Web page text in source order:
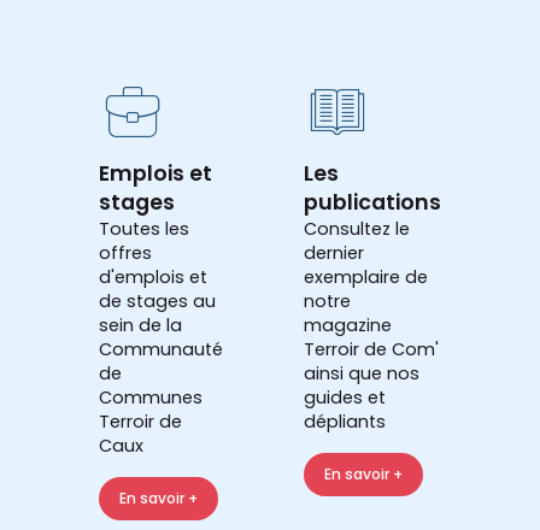
Emplois et
stages
Toutes les
offres
d'emplois et
de stages au
sein de la
Communauté
de
Communes
Terroir de
Caux
En savoir +
Les
publications
Consultez le
dernier
exemplaire de
notre
magazine
Terroir de Com'
ainsi que nos
guides et
dépliants
En savoir +